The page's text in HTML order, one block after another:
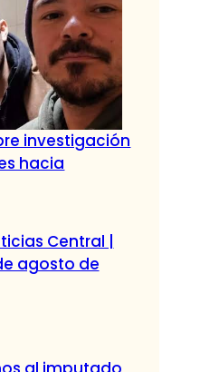
investigación
hacia
Central |
agosto de